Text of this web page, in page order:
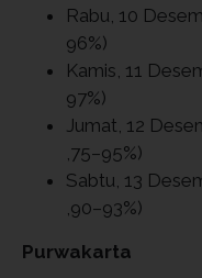
Rabu, 10
96%)
Kamis, 11
97%)
Jumat, 12
,75–95%)
Sabtu, 13
,90–93%)
Purwakarta